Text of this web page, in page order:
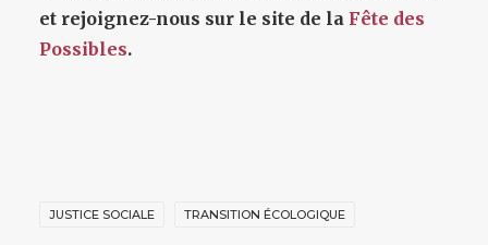
et rejoignez-nous sur le site de la Fête des
Possibles.
JUSTICE SOCIALE TRANSITION ÉCOLOGIQUE